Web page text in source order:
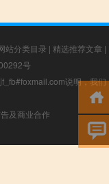
站分类目录 | 精选推荐文章 |
号
说明，我们
及商业合作